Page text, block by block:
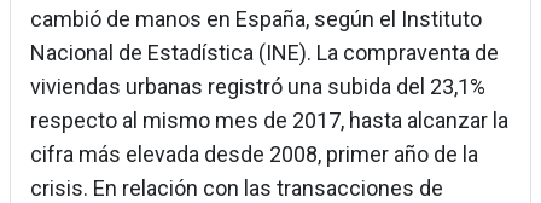
cambió de manos en España, según el Instituto
Nacional de Estadística (INE). La compraventa de
viviendas urbanas registró una subida del 23,1%
respecto al mismo mes de 2017, hasta alcanzar la
cifra más elevada desde 2008, primer año de la
crisis. En relación con las transacciones de